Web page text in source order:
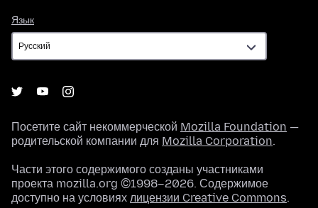
Язык
Посетите сайт некоммерческой Mozilla Foundation —
родительской компании для Mozilla Corporation.
Части этого содержимого созданы участниками
проекта mozilla.org ©1998–2026. Содержимое
доступно на условиях лицензии Creative Commons.